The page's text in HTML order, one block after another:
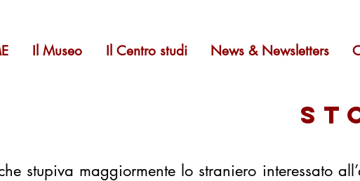
Il Museo Il Centro studi News & Newsletters
stupiva maggiormente lo straniero interessato